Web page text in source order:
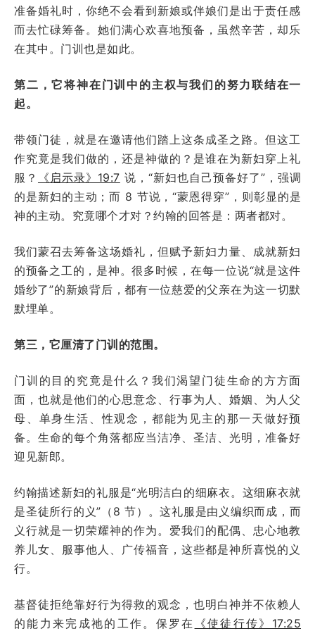
准备婚礼时，你绝不会看到新娘或伴娘们是出于责任感
而去忙碌筹备。她们满心欢喜地预备，虽然辛苦，却乐
在其中。门训也是如此。
第二，它将神在门训中的主权与我们的努力联结在一
起。
带领门徒，就是在邀请他们踏上这条成圣之路。但这工
作究竟是我们做的，还是神做的？是谁在为新妇穿上礼
服？
《启示录》19:7 说，“新妇也自己预备好了”，强调
的是新妇的主动；而 8 节说，“蒙恩得穿”，则彰显的是
神的主动。究竟哪个才对？约翰的回答是：两者都对。
我们蒙召去筹备这场婚礼，但赋予新妇力量、成就新妇
的预备之工的，是神。很多时候，在每一位说“就是这件
婚纱了”的新娘背后，都有一位慈爱的父亲在为这一切默
默埋单。
第三，它厘清了门训的范围。
门训的目的究竟是什么？我们渴望门徒生命的方方面
面，也就是他们的心思意念、行事为人、婚姻、为人父
母、单身生活、性观念，都能为见主的那一天做好预
备。生命的每个角落都应当洁净、圣洁、光明，准备好
迎见新郎。
约翰描述新妇的礼服是“光明洁白的细麻衣。这细麻衣就
是圣徒所行的义”（8 节）。这礼服是由义编织而成，而
义行就是一切荣耀神的作为。爱我们的配偶、忠心地教
养儿女、服事他人、广传福音，这些都是神所喜悦的义
行。
基督徒拒绝靠好行为得救的观念，也明白神并不依赖人
的能力来完成祂的工作。保罗在
《使徒行传》17:25